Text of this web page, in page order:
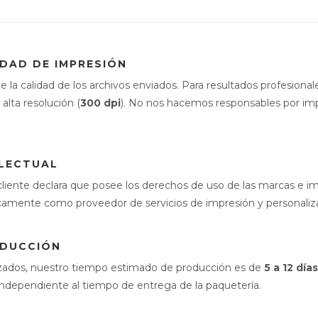
DE IMPRESIÓN
la calidad de los archivos enviados. Para resultados
resolución (300 dpi). No nos hacemos responsables por
declara que posee los derechos de uso de las marcas e
como proveedor de servicios de impresión y
nuestro tiempo estimado de producción es de 5 a 12
al tiempo de entrega de la paquetería.